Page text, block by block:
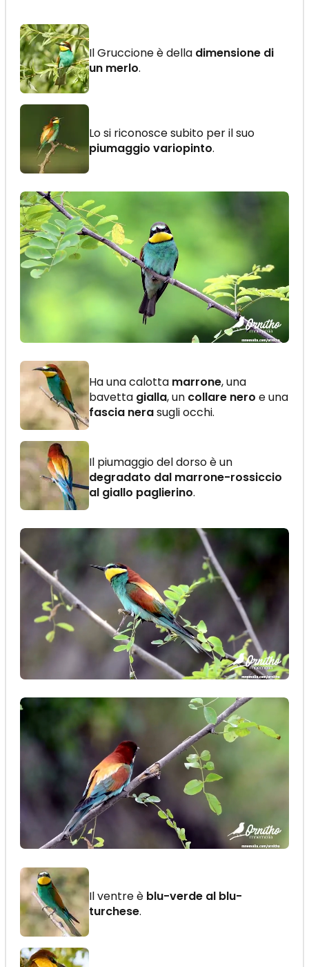
Il Gruccione è della dimensione di
un merlo.
Lo si riconosce subito per il suo
piumaggio variopinto.
Ha una calotta marrone, una
bavetta gialla, un collare nero e una
fascia nerasugli occhi.
Il piumaggio del dorso è un
degradato dal marrone-rossiccio
al giallo paglierino.
Il ventre è blu-verde al blu-
turchese.